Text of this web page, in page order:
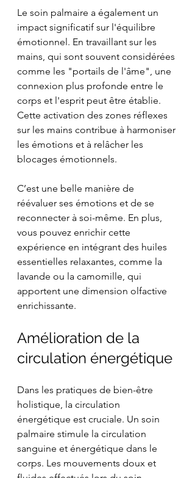
Le soin palmaire a également un
impact significatif sur l'équilibre
émotionnel. En travaillant sur les
mains, qui sont souvent considérées
comme les "portails de l'âme", une
connexion plus profonde entre le
corps et l'esprit peut être établie.
Cette activation des zones réflexes
sur les mains contribue à harmoniser
les émotions et à relâcher les
blocages émotionnels.
C’est une belle manière de
réévaluer ses émotions et de se
reconnecter à soi-même. En plus,
vous pouvez enrichir cette
expérience en intégrant des huiles
essentielles relaxantes, comme la
lavande ou la camomille, qui
apportent une dimension olfactive
enrichissante.
Amélioration de la
circulation énergétique
Dans les pratiques de bien-être
holistique, la circulation
énergétique est cruciale. Un soin
palmaire stimule la circulation
sanguine et énergétique dans le
corps. Les mouvements doux et